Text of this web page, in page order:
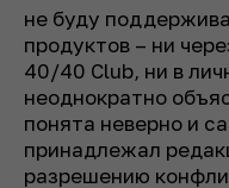
не буду
продуктов – ни
40/40 Club, ни в
неоднократно
понята неверно и
принадлежал
разрешению